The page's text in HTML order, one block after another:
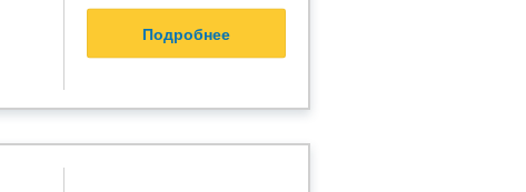
Подробнее